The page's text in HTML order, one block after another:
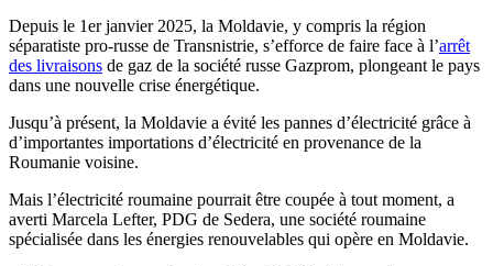
Depuis le 1er janvier 2025, la Moldavie, y compris la région
séparatiste pro-russe de Transnistrie, s’efforce de faire face à l’arrêt
des livraisons de gaz de la société russe Gazprom, plongeant le pays
dans une nouvelle crise énergétique.
Jusqu’à présent, la Moldavie a évité les pannes d’électricité grâce à
d’importantes importations d’électricité en provenance de la
Roumanie voisine.
Mais l’électricité roumaine pourrait être coupée à tout moment, a
averti Marcela Lefter, PDG de Sedera, une société roumaine
spécialisée dans les énergies renouvelables qui opère en Moldavie.